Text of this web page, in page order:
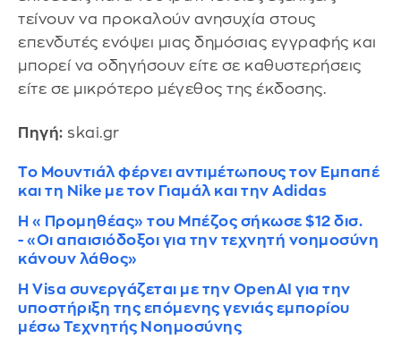
τείνουν να προκαλούν ανησυχία στους
επενδυτές ενόψει μιας δημόσιας εγγραφής και
μπορεί να οδηγήσουν είτε σε καθυστερήσεις
είτε σε μικρότερο μέγεθος της έκδοσης.
Πηγή: skai.gr
Το Μουντιάλ φέρνει αντιμέτωπους τον Εμπαπέ
και τη Nike με τον Γιαμάλ και την Adidas
Η «Προμηθέας» του Μπέζος σήκωσε $12 δισ.
- «Οι απαισιόδοξοι για την τεχνητή νοημοσύνη
κάνουν λάθος»
Η Visa συνεργάζεται με την OpenAI για την
υποστήριξη της επόμενης γενιάς εμπορίου
μέσω Τεχνητής Νοημοσύνης